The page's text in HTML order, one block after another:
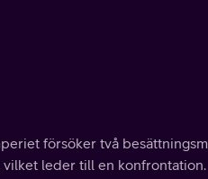
försöker två
leder till en konfrontation.